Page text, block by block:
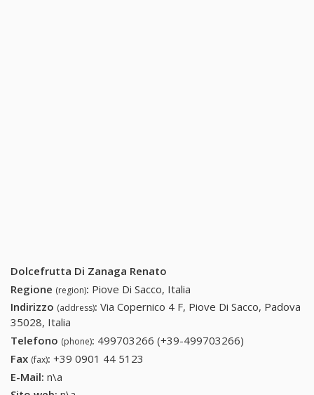
Dolcefrutta Di Zanaga Renato
Regione (region): Piove Di Sacco, Italia
Indirizzo (address): Via Copernico 4 F, Piove Di Sacco, Padova
35028, Italia
Telefono (phone): 499703266 (+39-499703266)
Fax (fax): +39 0901 44 5123
E-Mail: n\a